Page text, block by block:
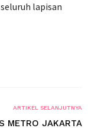
lapisan
ARTIKEL SELANJUTNYA
METRO JAKARTA